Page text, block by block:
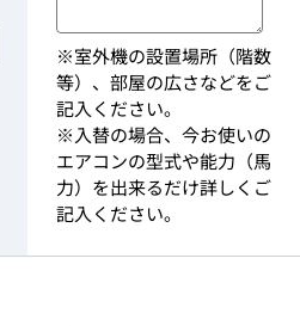
※室外機の設置場所（階数
等）、部屋の広さなどをご
記入ください。
※入替の場合、今お使いの
エアコンの型式や能力（馬
力）を出来るだけ詳しくご
記入ください。